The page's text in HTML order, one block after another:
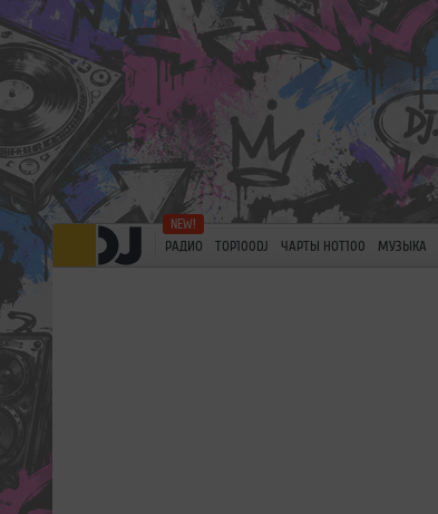
РАДИО TOP100DJ ЧАРТЫ HOT100 МУЗЫКА